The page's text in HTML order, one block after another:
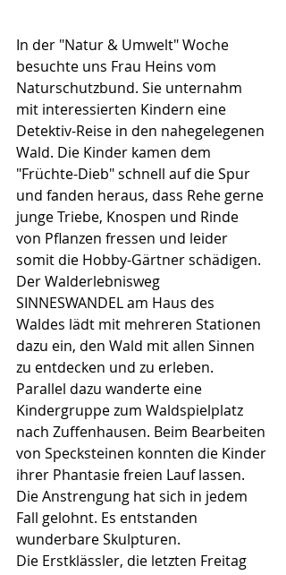
In der "Natur & Umwelt" Woche
besuchte uns Frau Heins vom
Naturschutzbund. Sie unternahm
mit interessierten Kindern eine
Detektiv-Reise in den nahegelegenen
Wald. Die Kinder kamen dem
"Früchte-Dieb" schnell auf die Spur
und fanden heraus, dass Rehe gerne
junge Triebe, Knospen und Rinde
von Pflanzen fressen und leider
somit die Hobby-Gärtner schädigen.
Der Walderlebnisweg
SINNESWANDEL am Haus des
Waldes lädt mit mehreren Stationen
dazu ein, den Wald mit allen Sinnen
zu entdecken und zu erleben.
Parallel dazu wanderte eine
Kindergruppe zum Waldspielplatz
nach Zuffenhausen. Beim Bearbeiten
von Specksteinen konnten die Kinder
ihrer Phantasie freien Lauf lassen.
Die Anstrengung hat sich in jedem
Fall gelohnt. Es entstanden
wunderbare Skulpturen.
Die Erstklässler, die letzten Freitag